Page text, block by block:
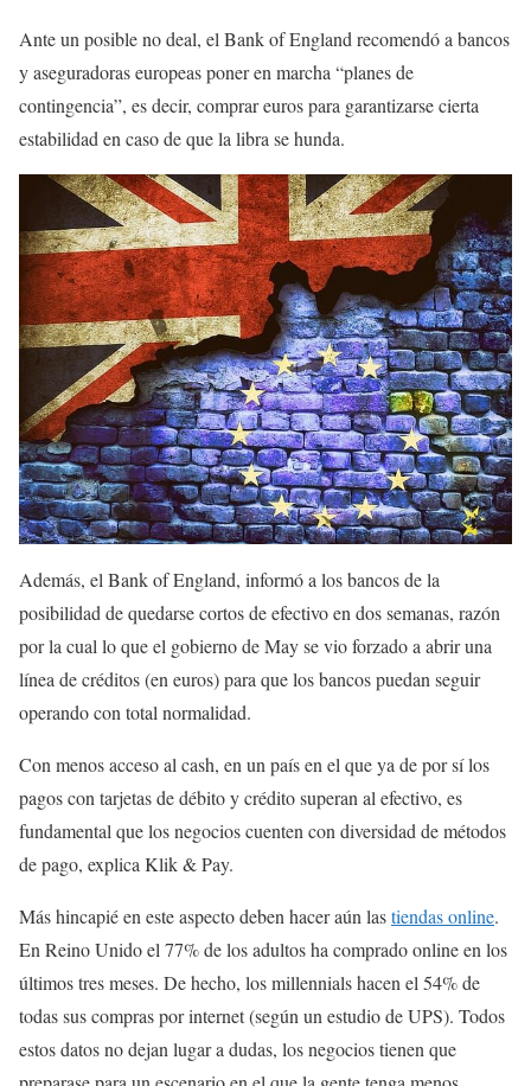
Ante un posible no deal, el Bank of England recomendó a bancos
y aseguradoras europeas poner en marcha “planes de
contingencia”, es decir, comprar euros para garantizarse cierta
estabilidad en caso de que la libra se hunda.
Además, el Bank of England, informó a los bancos de la
posibilidad de quedarse cortos de efectivo en dos semanas, razón
por la cual lo que el gobierno de May se vio forzado a abrir una
línea de créditos (en euros) para que los bancos puedan seguir
operando con total normalidad.
Con menos acceso al cash, en un país en el que ya de por sí los
pagos con tarjetas de débito y crédito superan al efectivo, es
fundamental que los negocios cuenten con diversidad de métodos
de pago, explica Klik & Pay.
Más hincapié en este aspecto deben hacer aún lastiendas online.
En Reino Unido el 77% de los adultos ha comprado online en los
últimos tres meses. De hecho, los millennials hacen el 54% de
todas sus compras por internet (según un estudio de UPS). Todos
estos datos no dejan lugar a dudas, los negocios tienen que